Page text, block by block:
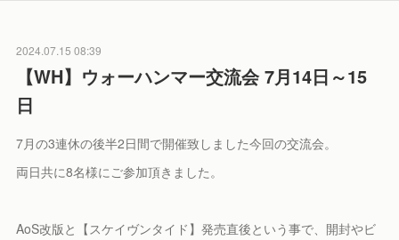
2024.07.15 08:39
【WH】ウォーハンマー交流会 7月14日～15
日
7月の3連休の後半2日間で開催致しました今回の交流会。
両日共に8名様にご参加頂きました。
AoS改版と【スケイヴンタイド】発売直後という事で、開封やビ